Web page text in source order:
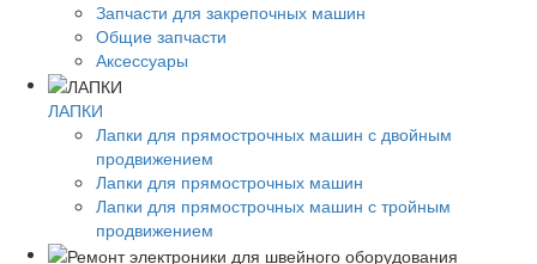
Запчасти для закрепочных машин
Общие запчасти
Аксессуары
ЛАПКИ
Лапки для прямострочных машин с двойным
продвижением
Лапки для прямострочных машин
Лапки для прямострочных машин с тройным
продвижением